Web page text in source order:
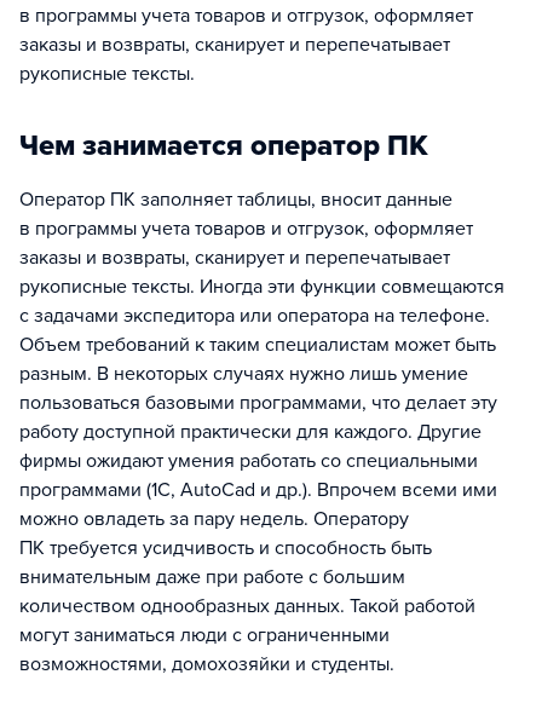
в программы учета товаров и отгрузок, оформляет
заказы и возвраты, сканирует и перепечатывает
рукописные тексты.
Чем занимается оператор ПК
Оператор ПК заполняет таблицы, вносит данные
в программы учета товаров и отгрузок, оформляет
заказы и возвраты, сканирует и перепечатывает
рукописные тексты. Иногда эти функции совмещаются
с задачами экспедитора или оператора на телефоне.
Объем требований к таким специалистам может быть
разным. В некоторых случаях нужно лишь умение
пользоваться базовыми программами, что делает эту
работу доступной практически для каждого. Другие
фирмы ожидают умения работать со специальными
программами (1С, AutoCad и др.). Впрочем всеми ими
можно овладеть за пару недель. Оператору
ПК требуется усидчивость и способность быть
внимательным даже при работе с большим
количеством однообразных данных. Такой работой
могут заниматься люди с ограниченными
возможностями, домохозяйки и студенты.